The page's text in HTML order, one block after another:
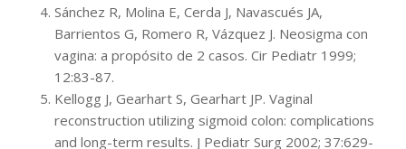
Sánchez R, Molina E, Cerda J, Navascués JA,
Barrientos G, Romero R, Vázquez J. Neosigma con
vagina: a propósito de 2 casos. Cir Pediatr 1999;
12:83-87.
Kellogg J, Gearhart S, Gearhart JP. Vaginal
reconstruction utilizing sigmoid colon: complications
and long-term results. J Pediatr Surg 2002; 37:629-